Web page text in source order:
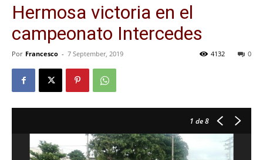
Hermosa victoria en el
campeonato Intercedes
Por Francesco - 7 September, 2019 0
4132
1 de 8